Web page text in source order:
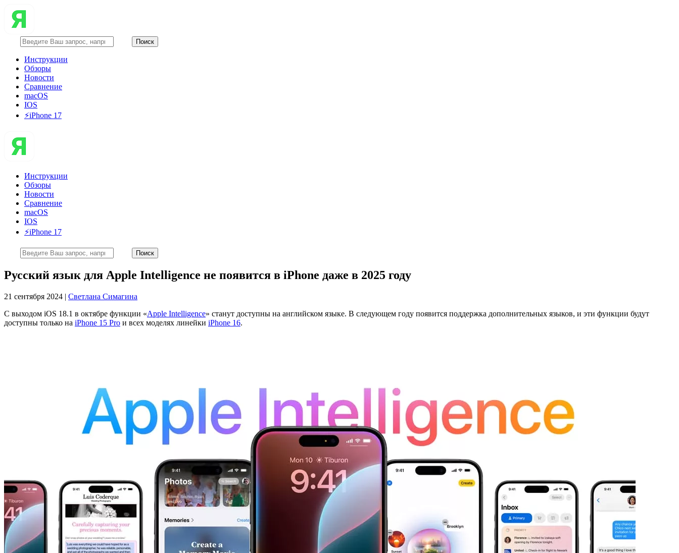
Инструкции
Обзоры
Новости
Сравнение
macOS
IOS
⚡️iPhone 17
Инструкции
Обзоры
Новости
Сравнение
macOS
IOS
⚡️iPhone 17
Русский язык для Apple Intelligence не появится в iPhone даже в 2025 году
21 сентября 2024 | Светлана Симагина
С выходом iOS 18.1 в октябре функции «Apple Intelligence» станут доступны на английском языке. В следующем году появится поддержка дополнительных языков, и эти функции будут
доступны только на iPhone 15 Pro и всех моделях линейки iPhone 16.